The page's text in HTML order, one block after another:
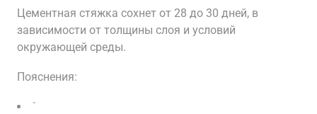
Цементная стяжка сохнет от 28 до 30 дней, в
зависимости от толщины слоя и условий
окружающей среды.
Пояснения:
`